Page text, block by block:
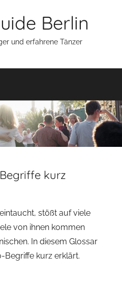
Berlin
und erfahrene Tänzer
kurz
stößt auf viele
von ihnen kommen
In diesem Glossar
Begriffe kurz erklärt.